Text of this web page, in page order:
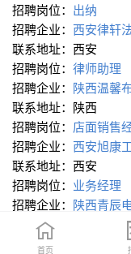
招聘岗位： 出纳
招聘企业： 西安律轩
联系地址：西安
招聘岗位： 律师助理
招聘企业： 陕西温馨
联系地址：陕西
招聘岗位： 店面销售
招聘企业： 西安旭康
联系地址：西安
招聘岗位： 业务经理
招聘企业： 陕西青辰
联系地址：西安市南
首页
首页